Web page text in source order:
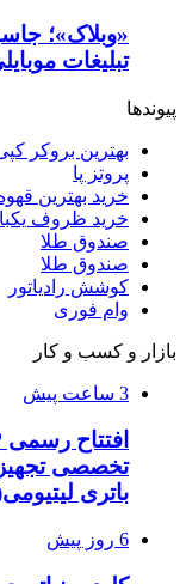
«وبلاک»؛
تبلیغات
پیوندها
بهترین بروکر
پروتز پا
خرید بهترین
خرید ظروف
صندوق طلا
صندوق طلا
کوشش رادیاتور
وام فوری
بازار و کسب و کار
3 ساعت پیش
تخصصی
باتری
6 روز پیش